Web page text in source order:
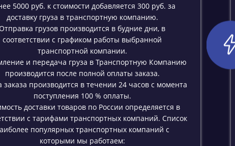
5000 руб. к стоимости добавляется 300 руб. за
доставку груза в транспортную компанию.
грузов производится в будние дни, в
соответствии с графиком работы выбранной
транспортной компании.
и передача груза в Транспортную Компанию
производится после полной оплаты заказа.
заказа производится в течении 24 часов с момента
поступления 100 % оплаты.
доставки товаров по России определяется в
с тарифами транспортных компаний. Список
популярных транспортных компаний с
которыми мы работаем: